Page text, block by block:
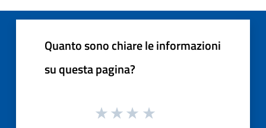
Quanto sono chiare le informazioni
su questa pagina?